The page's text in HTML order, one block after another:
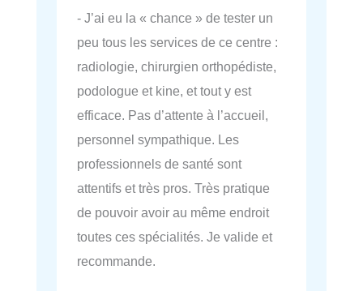
- J’ai eu la « chance » de tester un
peu tous les services de ce centre :
radiologie, chirurgien orthopédiste,
podologue et kine, et tout y est
efficace. Pas d’attente à l’accueil,
personnel sympathique. Les
professionnels de santé sont
attentifs et très pros. Très pratique
de pouvoir avoir au même endroit
toutes ces spécialités. Je valide et
recommande.